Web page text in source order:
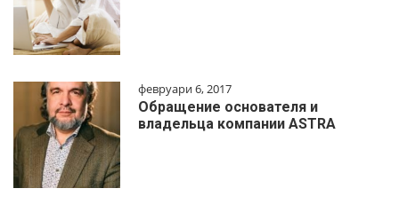
февруари 6, 2017
Обращение основателя и
владельца компании ASTRA